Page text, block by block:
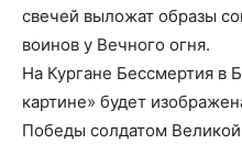
свечей выложат образы
воинов у Вечного огня.
На Кургане Бессмертия в
картине» будет
Победы солдатом